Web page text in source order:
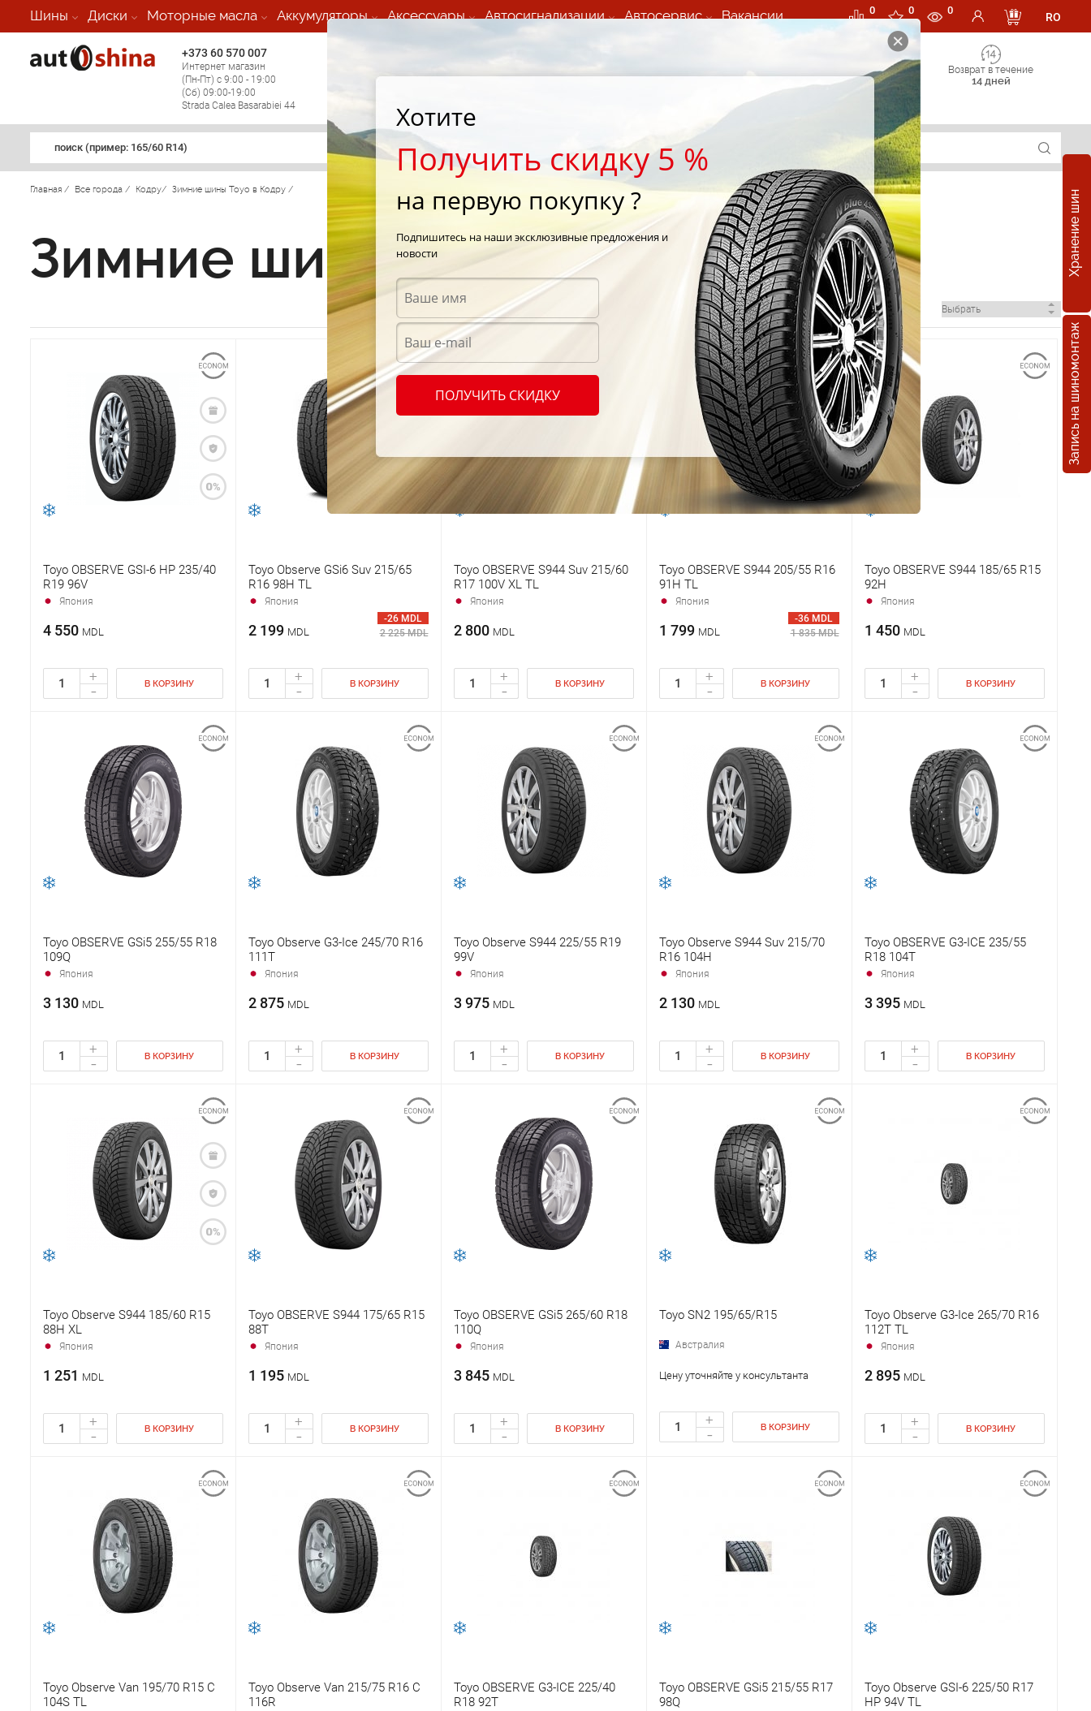
Шины Диски Моторные масла Аккумуляторы Аксессуары Автосигнализации Автосервис Вакансии 0 0 0
RO
+373 60 570 007
Интернет магазин
(Пн-Пт) с 9:00 - 19:00
(Сб) 09:00-19:00
Strada Calea Basarabiei 44
(круглосуточно по всем
(Пн-Пт) с 9:00 - 19:00
Возврат в течение
14 дней
поиск (примеp: 165/60 R14)
Хранение шин
Запись на шиномонтаж
Главная / Все города / Кодру/ Зимние шины Toyo в Кодру /
Зимние шины Toyo в Кодру
Toyo OBSERVE GSI-6 HP 235/40
R19 96V
Япония
4 550 MDL
+
- В КОРЗИНУ
Toyo Observe GSi6 Suv 215/65
R16 98H TL
Япония
2 199 MDL
-26 MDL
2 225 MDL
+
- В КОРЗИНУ
Toyo OBSERVE S944 Suv 215/60
R17 100V XL TL
Япония
2 800 MDL
+
- В КОРЗИНУ
Toyo OBSERVE S944 205/55 R16
91H TL
Япония
1 799 MDL
-36 MDL
1 835 MDL
+
- В КОРЗИНУ
Toyo OBSERVE S944 185/65 R15
92H
Япония
1 450 MDL
+
- В КОРЗИНУ
Toyo OBSERVE GSi5 255/55 R18
109Q
Япония
3 130 MDL
+
- В КОРЗИНУ
Toyo Observe G3-Ice 245/70 R16
111T
Япония
2 875 MDL
+
- В КОРЗИНУ
Toyo Observe S944 225/55 R19
99V
Япония
3 975 MDL
+
- В КОРЗИНУ
Toyo Observe S944 Suv 215/70
R16 104H
Япония
2 130 MDL
+
- В КОРЗИНУ
Toyo OBSERVE G3-ICE 235/55
R18 104T
Япония
3 395 MDL
+
- В КОРЗИНУ
Toyo Observe S944 185/60 R15
88H XL
Япония
1 251 MDL
+
- В КОРЗИНУ
Toyo OBSERVE S944 175/65 R15
88T
Япония
1 195 MDL
+
- В КОРЗИНУ
Toyo OBSERVE GSi5 265/60 R18
110Q
Япония
3 845 MDL
+
- В КОРЗИНУ
Toyo SN2 195/65/R15
Австралия
Цену уточняйте у консультанта
+
- В КОРЗИНУ
Toyo Observe G3-Ice 265/70 R16
112T TL
Япония
2 895 MDL
+
- В КОРЗИНУ
Toyo Observe Van 195/70 R15 C
104S TL
Toyo Observe Van 215/75 R16 C
116R
Toyo OBSERVE G3-ICE 225/40
R18 92T
Toyo OBSERVE GSi5 215/55 R17
98Q
Toyo Observe GSI-6 225/50 R17
HP 94V TL
Хотите
Получить скидку 5 %
на первую покупку ?
Подпишитесь на наши эксклюзивные предложения и
новости
ПОЛУЧИТЬ СКИДКУ